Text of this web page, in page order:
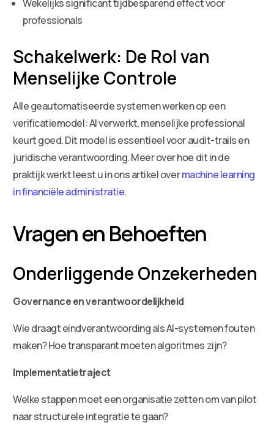
Wekelijks significant tijdbesparend effect voor
professionals
Schakelwerk: De Rol van
Menselijke Controle
Alle geautomatiseerde systemen werken op een
verificatiemodel: AI verwerkt, menselijke professional
keurt goed. Dit model is essentieel voor audit-trails en
juridische verantwoording. Meer over hoe dit in de
praktijk werkt leest u in ons artikel overmachine learning
in financiële administratie.
Vragen en Behoeften
Onderliggende Onzekerheden
Governance en verantwoordelijkheid
Wie draagt eindverantwoording als AI-systemen fouten
maken? Hoe transparant moeten algoritmes zijn?
Implementatietraject
Welke stappen moet een organisatie zetten om van pilot
naar structurele integratie te gaan?